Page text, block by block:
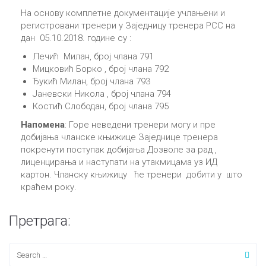
На основу комплетне документације учлањени и
регистровани тренери у Заједницу тренера РСС на
дан 05.10.2018. године су :
Лечић Милан, број члана 791
Мицковић Борко , број члана 792
Ђукић Милан, број члана 793
Јаневски Никола , број члана 794
Костић Слободан, број члана 795
Напомена: Горе неведени тренери могу и пре
добијања чланске књижице Заједнице тренера
покренути поступак добијања Дозволе за рад ,
лиценцирања и наступати на утакмицама уз ИД
картон. Чланску књижицу ће тренери добити у што
краћем року.
Претрага: